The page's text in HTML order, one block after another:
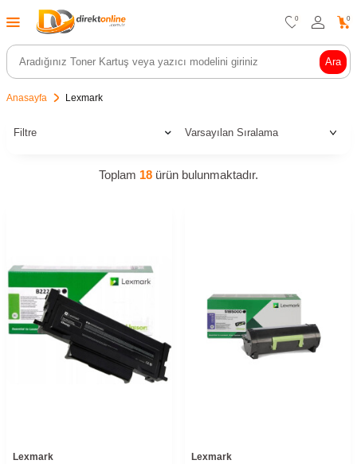
Ara
0 0
Anasayfa Lexmark
Filtre
Toplam 18 ürün bulunmaktadır.
Lexmark Lexmark